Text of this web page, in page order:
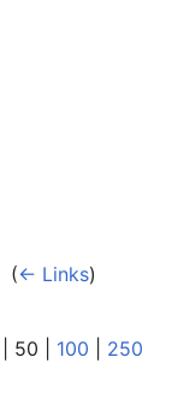
(← Links)
50 100
250